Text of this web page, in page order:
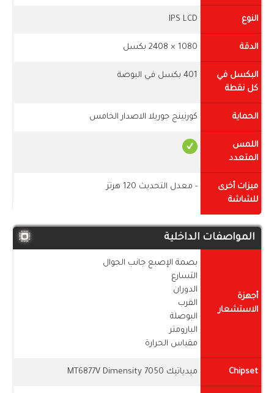
النوع IPS LCD
الدقة 1080 × 2408 بكسل
البكسل في
كل نقطة
401 بكسل في البوصة
الحماية كورنينج جوريلا الاصدار الخامس
اللمس
المتعدد
ميزات أخرى
للشاشة
- معدل التحديث 120 هرتز
المواصفات الداخلية
أجهزة
الاستشعار
بصمة الإصبع جانب الجوال
التسارع
الدوران
القرب
البوصلة
البارومتر
مقياس الحرارة
Chipset ميدياتيك MT6877V Dimensity 7050